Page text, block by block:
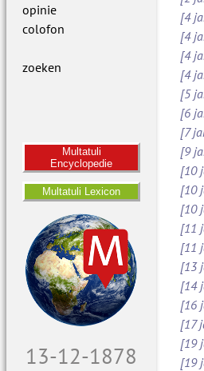
opinie
colofon
zoeken
Multatuli
Encyclopedie
Multatuli Lexicon
14-12-1878
[4
[4
[4
[4
[5
[6
[7
[9
[10
[10
[10
[11
[11
[13
[14
[16
[17
[19
[19